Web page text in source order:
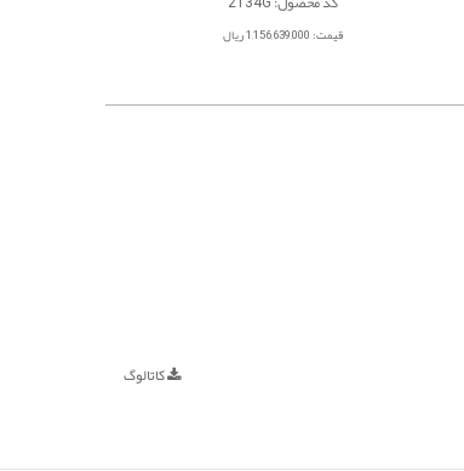
قیمت: 1,156,639,000 ریال
کاتالوگ